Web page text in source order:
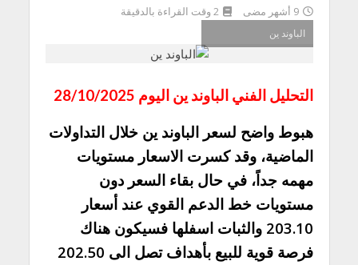
9 أشهر مضى
2 وقت القراءة بالدقيقة
الباوند ين
التحليل الفني الباوند ين اليوم 28/10/2025
هبوط واضح لسعر الباوند ين خلال التداولات
الماضية، وقد كسرت الاسعار مستويات
مهمه جداً، في حال بقاء السعر دون
مستويات خط الدعم القوي عند أسعار
203.10 والثبات اسفلها فسيكون هناك
فرصة قوية للبيع بأهداف تصل الى 202.50